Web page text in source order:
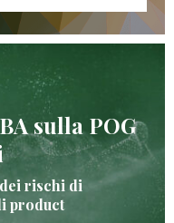
sulla POG
rischi di
product